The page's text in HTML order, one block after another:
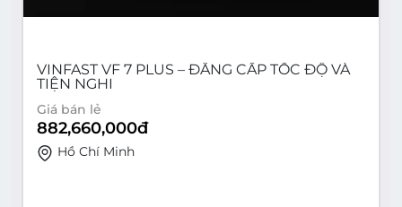
VINFAST VF 7 PLUS – ĐẲNG CẤP TỐC ĐỘ VÀ
TIỆN NGHI
Giá bán lẻ
882,660,000đ
Hồ Chí Minh